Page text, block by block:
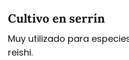
Cultivo en serrín
Muy utilizado para
reishi.